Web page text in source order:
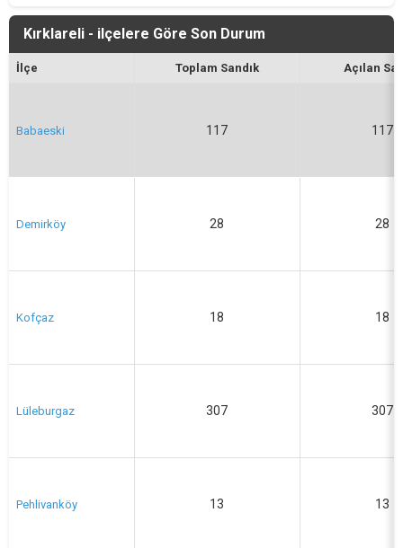
Kırklareli - ilçelere Göre Son Durum
İlçe Toplam Sandık Açılan
Babaeski 117 117
Demirköy 28 28
Kofçaz 18 18
Lüleburgaz 307 307
Pehlivanköy 13 13